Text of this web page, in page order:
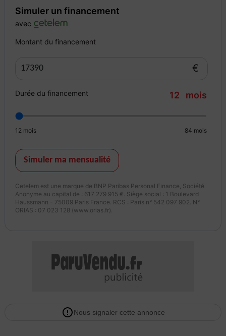
de Gaulle, 90400 Danjoutin
Lundi : 09:00 - 12:00 | 14:00 - 18:00
Mardi : 09:00 - 12:00 | 14:00 - 18:00
Mercredi : 09:00 - 12:00 | 14:00 - 18:00
Vendredi : 09:00 - 12:00 | 14:00 - 18:00
Samedi : 10:00 - | - 16:00
Simuler un financement
avec
Montant du financement
€
Durée du financement 12 mois
12 mois 84 mois
Simuler ma mensualité
Cetelem est une marque de BNP Paribas Personal Finance, Société
Anonyme au capital de : 617 279 915 €. Siège social : 1 Boulevard
Haussmann - 75009 Paris France. RCS : Paris n° 542 097 902. N°
ORIAS : 07 023 128 (www.orias.fr).
Nous signaler cette annonce